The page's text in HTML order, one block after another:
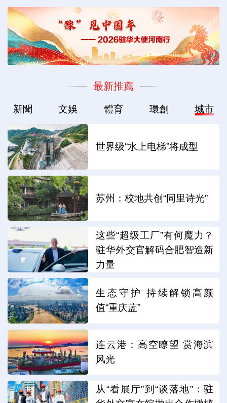
最新推薦
新聞 文娛 體育 環創 城市
世界级“水上电梯”将成型
苏州：校地共创“同里诗光”
这些“超级工厂”有何魔力？
驻华外交官解码合肥智造新
力量
生态守护 持续解锁高颜
值“重庆蓝”
连云港：高空瞭望 赏海滨
风光
从“看展厅”到“谈落地”：驻